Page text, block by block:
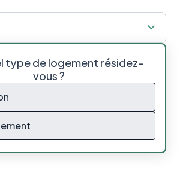
type de logement résidez-
vous ?
d’une installation solaire
ses panneaux
la surface pour installer
photovoltaïques ?